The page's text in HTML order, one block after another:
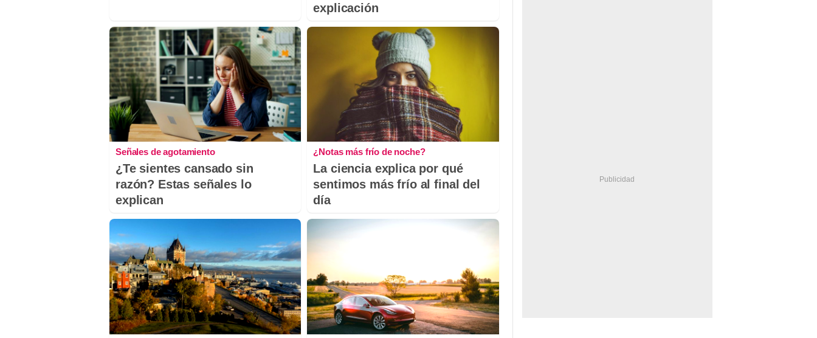
explicación
Señales de agotamiento
¿Te sientes cansado sin
razón? Estas señales lo
explican
¿Notas más frío de noche?
La ciencia explica por qué
sentimos más frío al final del
día